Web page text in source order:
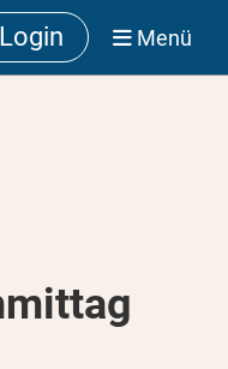
Login Menü